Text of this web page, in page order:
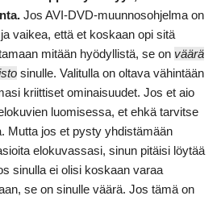
Jos AVI-DVD-muunnosohjelma on
vaikea, että et koskaan opi sitä
mitään hyödyllistä, se on väärä
sinulle. Valitulla on oltava vähintään
kriittiset ominaisuudet. Jos et aio
luomisessa, et ehkä tarvitse
Mutta jos et pysty yhdistämään
elokuvassasi, sinun pitäisi löytää
sinulla ei olisi koskaan varaa
se on sinulle väärä. Jos tämä on